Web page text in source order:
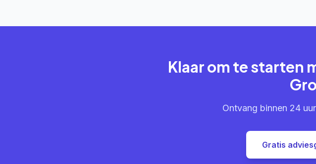
Klaar om te starten
Ontvang binnen 24
Gratis